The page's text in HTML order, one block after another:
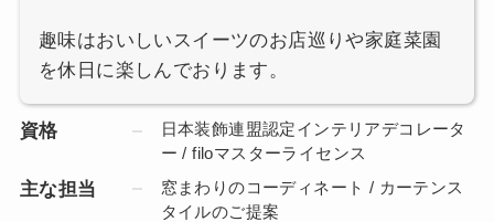
趣味はおいしいスイーツのお店巡りや家庭菜園
を休日に楽しんでおります。
資格
日本装飾連盟認定インテリアデコレータ
ー / filoマスターライセンス
主な担当
窓まわりのコーディネート / カーテンス
タイルのご提案